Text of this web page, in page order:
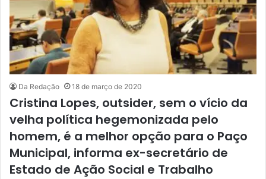
Da Redação 18 de março de 2020
Cristina Lopes, outsider, sem o vício da
velha política hegemonizada pelo
homem, é a melhor opção para o Paço
Municipal, informa ex-secretário de
Estado de Ação Social e Trabalho